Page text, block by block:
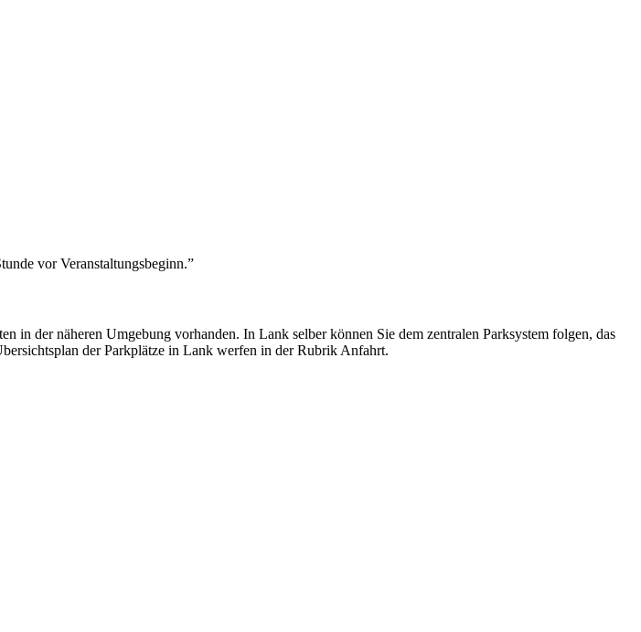
vor Veranstaltungsbeginn.”
in der näheren Umgebung vorhanden. In Lank selber können Sie dem zentralen Parksystem folgen, das
der Parkplätze in Lank werfen in der Rubrik Anfahrt.